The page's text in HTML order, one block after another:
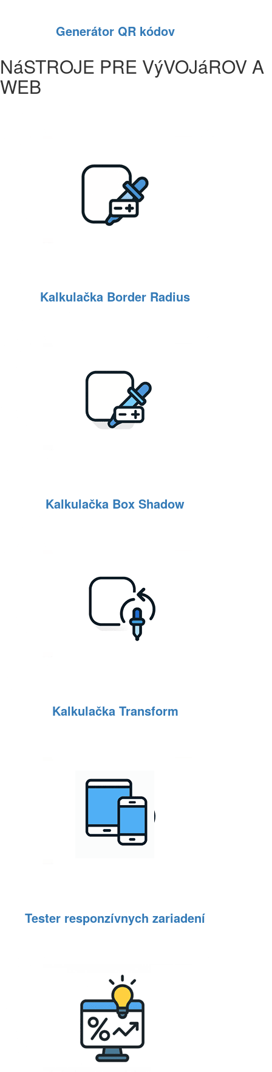
Generátor QR kódov
NáSTROJE PRE VýVOJáROV A
WEB
Kalkulačka Border Radius
Kalkulačka Box Shadow
Kalkulačka Transform
Tester responzívnych zariadení